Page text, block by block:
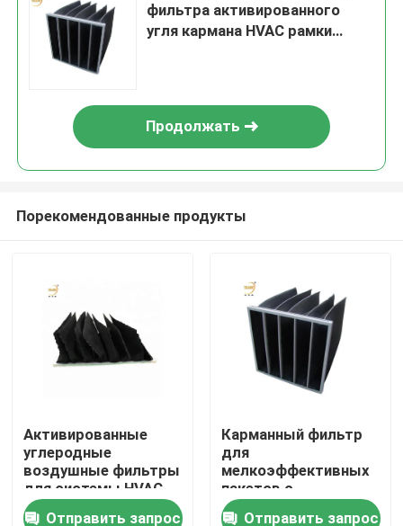
Продукты
Видео
фильтра активированного
угля кармана HVAC рамки
Продолжать
Порекомендованные продукты
Активированные
углеродные
воздушные фильтры
для системы HVAC
или ламинарной
Отправить запрос
Карманный фильтр
для
мелкоэффективных
пакетов с
активированным
Отправить запрос